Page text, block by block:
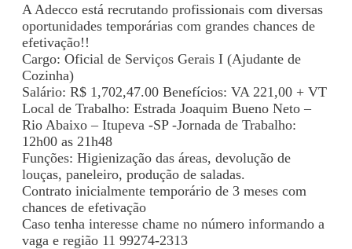
A Adecco está recrutando profissionais com diversas
oportunidades temporárias com grandes chances de
efetivação!!
Cargo: Oficial de Serviços Gerais I (Ajudante de
Cozinha)
Salário: R$ 1,702,47.00 Benefícios: VA 221,00 + VT
Local de Trabalho: Estrada Joaquim Bueno Neto –
Rio Abaixo – Itupeva -SP -Jornada de Trabalho:
12h00 as 21h48
Funções: Higienização das áreas, devolução de
louças, paneleiro, produção de saladas.
Contrato inicialmente temporário de 3 meses com
chances de efetivação
Caso tenha interesse chame no número informando a
vaga e região 11 99274-2313